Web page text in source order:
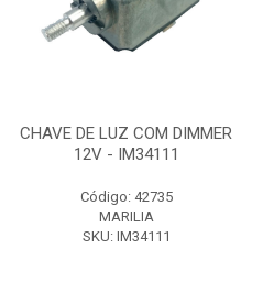
CHAVE DE LUZ COM DIMMER
12V - IM34111
Código: 42735
MARILIA
SKU: IM34111